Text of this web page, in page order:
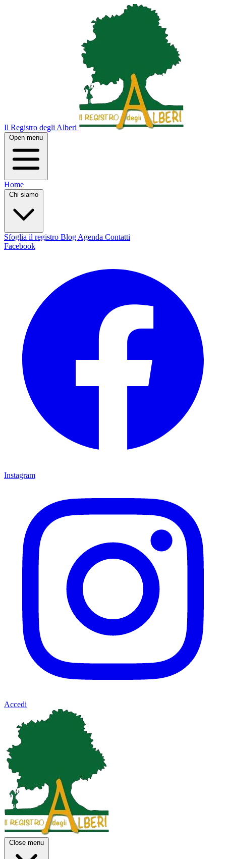
Il Registro degli Alberi
Open menu
Home
Chi siamo
Sfoglia il registro Blog Agenda Contatti
Facebook
Instagram
Accedi
Close menu